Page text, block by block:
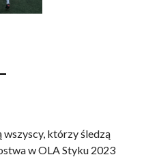
którzy śledzą
w OLA Styku 2023